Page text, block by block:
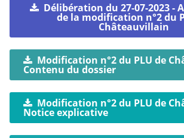
Délibération du 27-07-2023 -
de la modification n°2 du
Châteauvillain
Modification n°2 du PLU de
Contenu du dossier
Modification n°2 du PLU de
Notice explicative